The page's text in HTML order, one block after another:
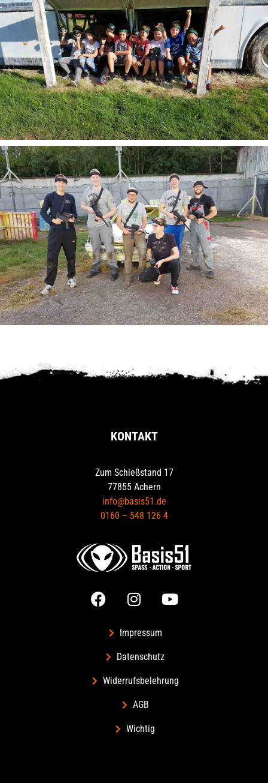
KONTAKT
Zum Schießstand 17
77855 Achern
info@basis51.de
0160 – 548 126 4
Impressum
Datenschutz
Widerrufsbelehrung
AGB
Wichtig